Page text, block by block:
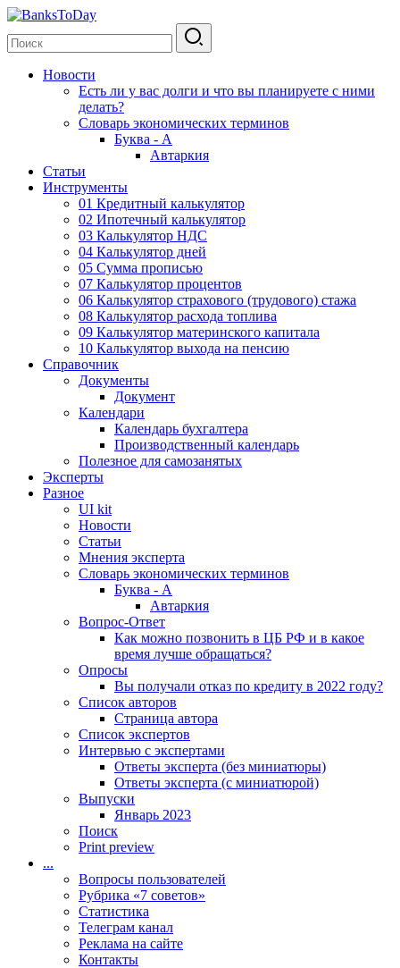
Новости
Есть ли у вас долги и что вы планируете с ними
делать?
Словарь экономических терминов
Буква - А
Автаркия
Статьи
Инструменты
01 Кредитный калькулятор
02 Ипотечный калькулятор
03 Калькулятор НДС
04 Калькулятор дней
05 Сумма прописью
07 Калькулятор процентов
06 Калькулятор страхового (трудового) стажа
08 Калькулятор расхода топлива
09 Калькулятор материнского капитала
10 Калькулятор выхода на пенсию
Справочник
Документы
Документ
Календари
Календарь бухгалтера
Производственный календарь
Полезное для самозанятых
Эксперты
Разное
UI kit
Новости
Статьи
Мнения эксперта
Словарь экономических терминов
Буква - А
Автаркия
Вопрос-Ответ
Как можно позвонить в ЦБ РФ и в какое
время лучше обращаться?
Опросы
Вы получали отказ по кредиту в 2022 году?
Список авторов
Страница автора
Список экспертов
Интервью с экспертами
Ответы эксперта (без миниатюры)
Ответы эксперта (с миниатюрой)
Выпуски
Январь 2023
Поиск
Print preview
...
Вопросы пользователей
Рубрика «7 советов»
Статистика
Телеграм канал
Реклама на сайте
Контакты